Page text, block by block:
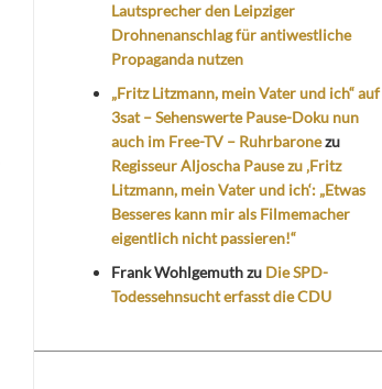
Lautsprecher den Leipziger
Drohnenanschlag für antiwestliche
Propaganda nutzen
„Fritz Litzmann, mein Vater und ich“ auf
3sat – Sehenswerte Pause-Doku nun
auch im Free-TV – Ruhrbaronezu
Regisseur Aljoscha Pause zu ‚Fritz
Litzmann, mein Vater und ich‘: „Etwas
Besseres kann mir als Filmemacher
eigentlich nicht passieren!“
Frank Wohlgemuthzu Die SPD-
Todessehnsucht erfasst die CDU